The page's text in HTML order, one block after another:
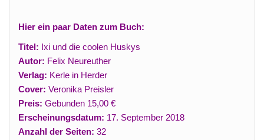
Hier ein paar Daten zum Buch:
Titel: Ixi und die coolen Huskys
Autor: Felix Neureuther
Verlag: Kerle in Herder
Cover: Veronika Preisler
Preis: Gebunden 15,00 €
Erscheinungsdatum: 17. September 2018
Anzahl der Seiten: 32